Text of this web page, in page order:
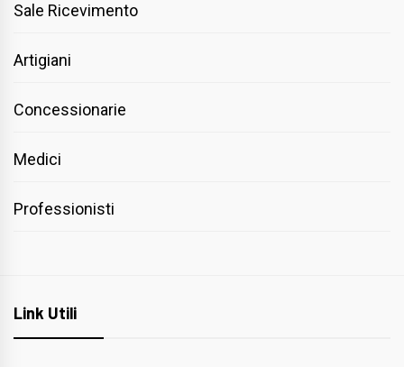
Sale Ricevimento
Artigiani
Concessionarie
Medici
Professionisti
Link Utili